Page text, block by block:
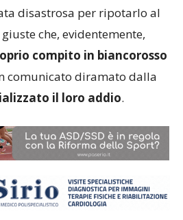
disastrosa per ripotarlo al
che, evidentemente,
compito in biancorosso
comunicato diramato dalla
il loro addio.